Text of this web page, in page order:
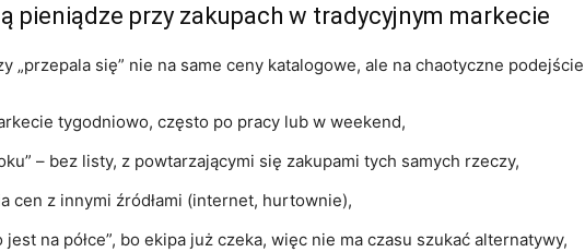
pieniądze przy zakupach w tradycyjnym markecie
„przepala się” nie na same ceny katalogowe, ale na chaotyczne
tygodniowo, często po pracy lub w weekend,
– bez listy, z powtarzającymi się zakupami tych samych rzeczy,
cen z innymi źródłami (internet, hurtownie),
jest na półce”, bo ekipa już czeka, więc nie ma czasu szukać alternatywy,